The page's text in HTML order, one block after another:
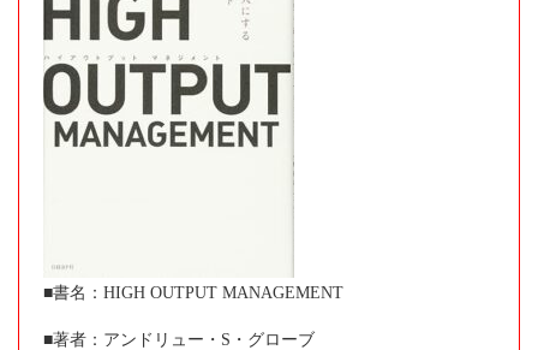
■書名：HIGH OUTPUT MANAGEMENT
■著者：アンドリュー・S・グローブ